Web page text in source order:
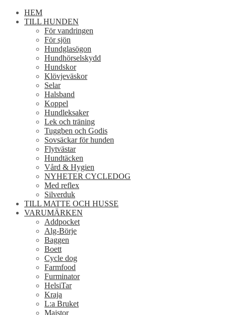
HEM
TILL HUNDEN
För vandringen
För sjön
Hundglasögon
Hundhörselskydd
Hundskor
Klövjeväskor
Selar
Halsband
Koppel
Hundleksaker
Lek och träning
Tuggben och Godis
Sovsäckar för hunden
Flytvästar
Hundtäcken
Vård & Hygien
NYHETER CYCLEDOG
Med reflex
Silverduk
TILL MATTE OCH HUSSE
VARUMÄRKEN
Addpocket
Alg-Börje
Baggen
Boett
Cycle dog
Farmfood
Furminator
HelsiTar
Kraja
L:a Bruket
Majstor